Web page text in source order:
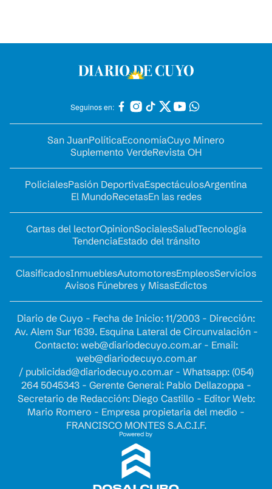
Seguinos en:
San JuanPolíticaEconomíaCuyo Minero
Suplemento VerdeRevista OH
PolicialesPasión DeportivaEspectáculosArgentina
El MundoRecetasEn las redes
Cartas del lectorOpinionSocialesSaludTecnología
TendenciaEstado del tránsito
ClasificadosInmueblesAutomotoresEmpleosServicios
Avisos Fúnebres y MisasEdictos
Diario de Cuyo - Fecha de Inicio: 11/2003 - Dirección:
Av. Alem Sur 1639. Esquina Lateral de Circunvalación -
Contacto: web@diariodecuyo.com.ar- Email:
web@diariodecuyo.com.ar
/ publicidad@diariodecuyo.com.ar- Whatsapp: (054)
264 5045343 - Gerente General: Pablo Dellazoppa -
Secretario de Redacción: Diego Castillo - Editor Web:
Mario Romero - Empresa propietaria del medio -
FRANCISCO MONTES S.A.C.I.F.